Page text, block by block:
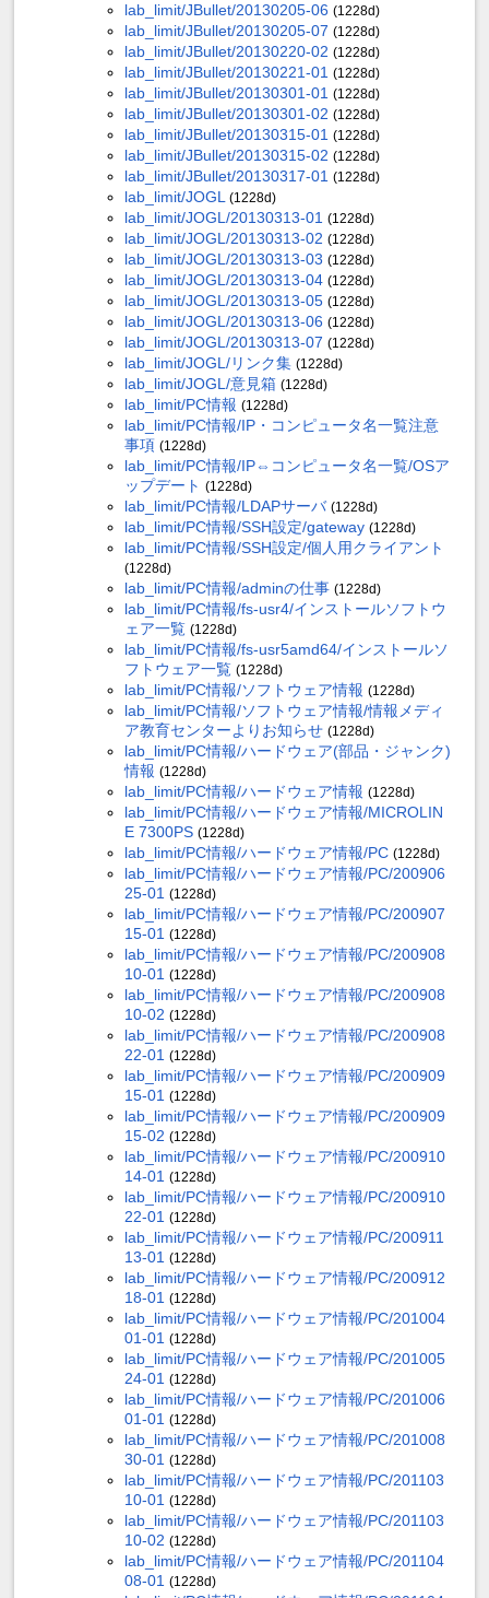
lab_limit/JBullet/20130205-06 (1228d)
lab_limit/JBullet/20130205-07 (1228d)
lab_limit/JBullet/20130220-02 (1228d)
lab_limit/JBullet/20130221-01 (1228d)
lab_limit/JBullet/20130301-01 (1228d)
lab_limit/JBullet/20130301-02 (1228d)
lab_limit/JBullet/20130315-01 (1228d)
lab_limit/JBullet/20130315-02 (1228d)
lab_limit/JBullet/20130317-01 (1228d)
lab_limit/JOGL (1228d)
lab_limit/JOGL/20130313-01 (1228d)
lab_limit/JOGL/20130313-02 (1228d)
lab_limit/JOGL/20130313-03 (1228d)
lab_limit/JOGL/20130313-04 (1228d)
lab_limit/JOGL/20130313-05 (1228d)
lab_limit/JOGL/20130313-06 (1228d)
lab_limit/JOGL/20130313-07 (1228d)
lab_limit/JOGL/リンク集 (1228d)
lab_limit/JOGL/意見箱 (1228d)
lab_limit/PC情報 (1228d)
lab_limit/PC情報/IP・コンピュータ名一覧注意
事項 (1228d)
lab_limit/PC情報/IP⇔コンピュータ名一覧/OSア
ップデート (1228d)
lab_limit/PC情報/LDAPサーバ (1228d)
lab_limit/PC情報/SSH設定/gateway (1228d)
lab_limit/PC情報/SSH設定/個人用クライアント
(1228d)
lab_limit/PC情報/adminの仕事 (1228d)
lab_limit/PC情報/fs-usr4/インストールソフトウ
ェア一覧 (1228d)
lab_limit/PC情報/fs-usr5amd64/インストールソ
フトウェア一覧 (1228d)
lab_limit/PC情報/ソフトウェア情報 (1228d)
lab_limit/PC情報/ソフトウェア情報/情報メディ
ア教育センターよりお知らせ (1228d)
lab_limit/PC情報/ハードウェア(部品・ジャンク)
情報 (1228d)
lab_limit/PC情報/ハードウェア情報 (1228d)
lab_limit/PC情報/ハードウェア情報/MICROLIN
E 7300PS (1228d)
lab_limit/PC情報/ハードウェア情報/PC (1228d)
lab_limit/PC情報/ハードウェア情報/PC/200906
25-01 (1228d)
lab_limit/PC情報/ハードウェア情報/PC/200907
15-01 (1228d)
lab_limit/PC情報/ハードウェア情報/PC/200908
10-01 (1228d)
lab_limit/PC情報/ハードウェア情報/PC/200908
10-02 (1228d)
lab_limit/PC情報/ハードウェア情報/PC/200908
22-01 (1228d)
lab_limit/PC情報/ハードウェア情報/PC/200909
15-01 (1228d)
lab_limit/PC情報/ハードウェア情報/PC/200909
15-02 (1228d)
lab_limit/PC情報/ハードウェア情報/PC/200910
14-01 (1228d)
lab_limit/PC情報/ハードウェア情報/PC/200910
22-01 (1228d)
lab_limit/PC情報/ハードウェア情報/PC/200911
13-01 (1228d)
lab_limit/PC情報/ハードウェア情報/PC/200912
18-01 (1228d)
lab_limit/PC情報/ハードウェア情報/PC/201004
01-01 (1228d)
lab_limit/PC情報/ハードウェア情報/PC/201005
24-01 (1228d)
lab_limit/PC情報/ハードウェア情報/PC/201006
01-01 (1228d)
lab_limit/PC情報/ハードウェア情報/PC/201008
30-01 (1228d)
lab_limit/PC情報/ハードウェア情報/PC/201103
10-01 (1228d)
lab_limit/PC情報/ハードウェア情報/PC/201103
10-02 (1228d)
lab_limit/PC情報/ハードウェア情報/PC/201104
08-01 (1228d)